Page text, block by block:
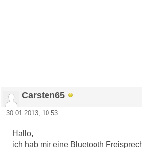
Carsten65
30.01.2013, 10:53
Hallo,
ich hab mir eine Bluetooth